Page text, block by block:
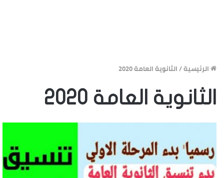
الرئيسية/الثانوية العامة 2020
الثانوية العامة 2020